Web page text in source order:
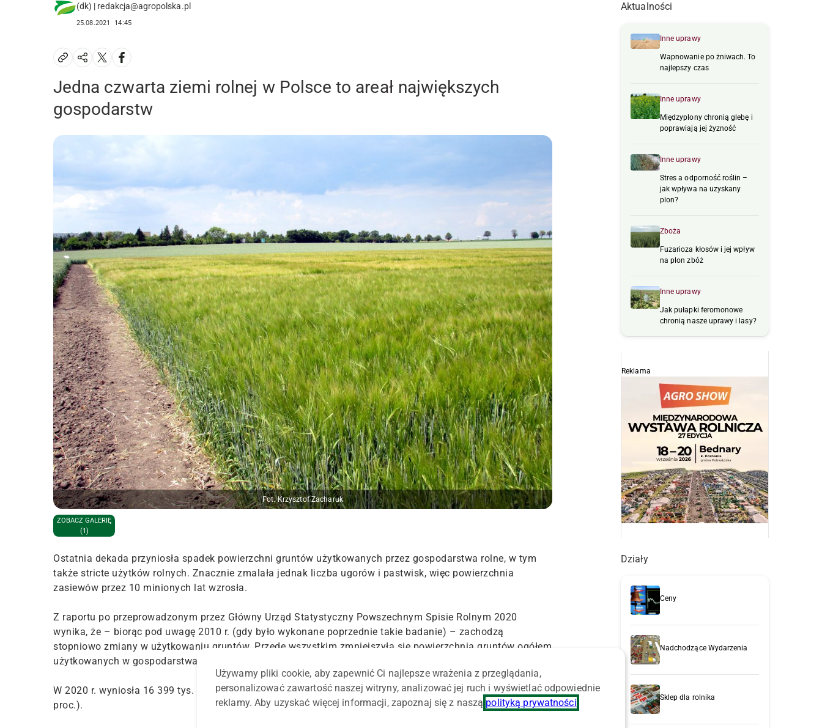
(dk) | redakcja@agropolska.pl
25.08.2021 14:45
Jedna czwarta ziemi rolnej w Polsce to areał największych
gospodarstw
Fot. Krzysztof Zacharuk
ZOBACZ GALERIĘ
(1)
Ostatnia dekada przyniosła spadek powierzchni gruntów użytkowanych przez gospodarstwa rolne, w tym
także stricte użytków rolnych. Znacznie zmalała jednak liczba ugorów i pastwisk, więc powierzchnia
zasiewów przez 10 minionych lat wzrosła.
Z raportu po przeprowadzonym przez Główny Urząd Statystyczny Powszechnym Spisie Rolnym 2020
wynika, że – biorąc pod uwagę 2010 r. (gdy było wykonane poprzednie takie badanie) – zachodzą
stopniowo zmiany w użytkowaniu gruntów. Przede wszystkim zmniejszyła się powierzchnia gruntów ogółem
użytkowanych w gospodarstwach rolnych.
W 2020 r. wyniosła 16 399 tys. ha i w porównaniu z danymi z 2010 r. była mniejsza o 587 tys. ha (o 3,5
proc.).
Aktualności
Inne uprawy
Wapnowanie po żniwach. To
najlepszy czas
Inne uprawy
Międzyplony chronią glebę i
poprawiają jej żyzność
Inne uprawy
Stres a odporność roślin –
jak wpływa na uzyskany
plon?
Zboża
Fuzarioza kłosów i jej wpływ
na plon zbóż
Inne uprawy
Jak pułapki feromonowe
chronią nasze uprawy i lasy?
Reklama
Działy
Ceny
Nadchodzące Wydarzenia
Sklep dla rolnika
Używamy pliki cookie, aby zapewnić Ci najlepsze wrażenia z przeglądania,
personalizować zawartość naszej witryny, analizować jej ruch i wyświetlać odpowiednie
reklamy. Aby uzyskać więcej informacji, zapoznaj się z naszą polityką prywatności